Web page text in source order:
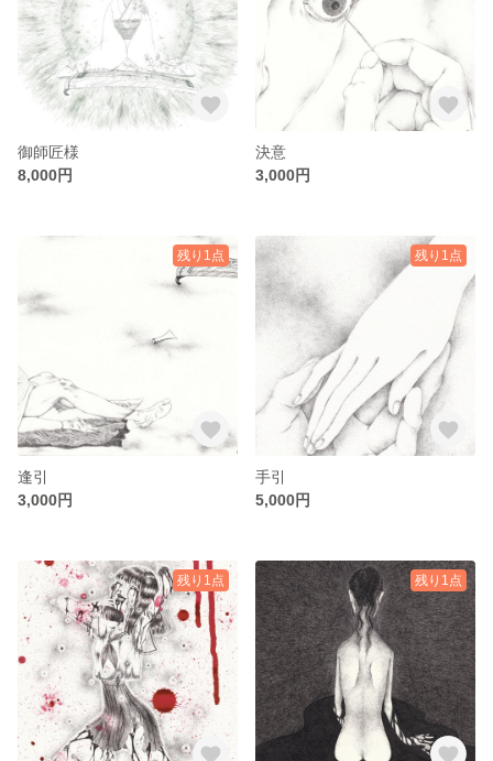
御師匠様
8,000円
決意
3,000円
残り1点
逢引
3,000円
残り1点
手引
5,000円
残り1点 残り1点